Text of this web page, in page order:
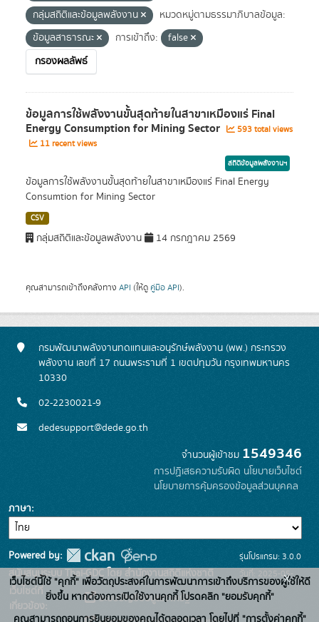
กลุ่มสถิติและข้อมูลพลังงาน
หมวดหมู่ตามธรรมาภิบาลข้อมูล:
ข้อมูลสาธารณะ
การเข้าถึง:
false
กรองผลลัพธ์
ข้อมูลการใช้พลังงานขั้นสุดท้ายในสาขาเหมืองแร่ Final
Energy Consumption for Mining Sector
593 total views
11 recent views
สถิติข้อมูลพลังงานฯ
ข้อมูลการใช้พลังงานขั้นสุดท้ายในสาขาเหมืองแร่ Final Energy
Consumtion for Mining Sector
CSV
กลุ่มสถิติและข้อมูลพลังงาน 14 กรกฎาคม 2569
คุณสามารถเข้าถึงคลังทาง API (ให้ดู คู่มือ API).
กรมพัฒนาพลังงานทดแทนและอนุรักษ์พลังงาน (พพ.) กระทรวง
พลังงาน เลขที่ 17 ถนนพระรามที่ 1 เขตปทุมวัน กรุงเทพมหานคร
10330
02-2230021-9
dedesupport@dede.go.th
จำนวนผู้เข้าชม 1549346
การปฏิเสธความรับผิด นโยบายเว็บไซต์
นโยบายการคุ้มครองข้อมูลส่วนบุคคล
ภาษา
Powered by:
สนับสนุนระบบ Thai-GDC โดย สำนักงานสถิติแห่งชาติ
เว็บไซต์ที่
เกี่ยวข้อง:
ระบบบัญชีข้อมูลภาครัฐ
รุ่นโปรแกรม: 3.0.0
วันที่: 2025-05-
19
เว็บไซต์นี้ใช้ "คุกกี้" เพื่อวัตถุประสงค์ในการพัฒนาการเข้าถึงบริการของผู้ใช้ให้ดี
ยิ่งขึ้น หากต้องการเปิดใช้งานคุกกี้ โปรดคลิก "ยอมรับคุกกี้"
คุณสามารถถอนการยินยอมของคุณได้ตลอดเวลา โดยไปที่ "การตั้งค่าคุกกี้"
x